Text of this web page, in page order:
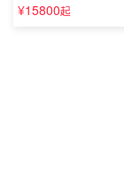
沈阳红麒麟旅
200米，交通便
博物馆等景点。
馨的家居生活、
¥15800起